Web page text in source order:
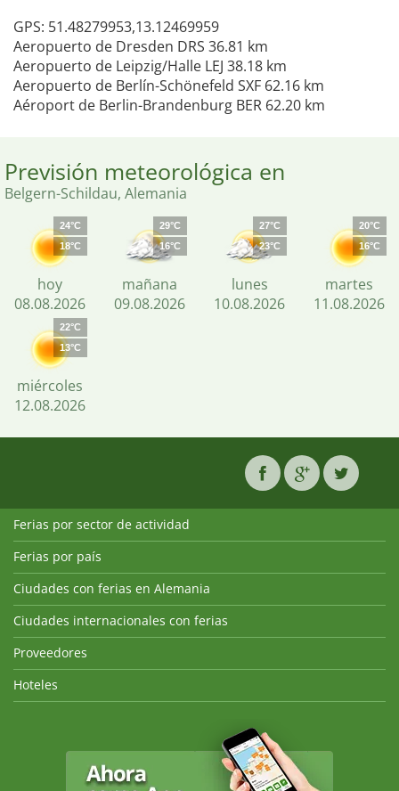
GPS: 51.48279953,13.12469959
Aeropuerto de Dresden DRS 36.81 km
Aeropuerto de Leipzig/Halle LEJ 38.18 km
Aeropuerto de Berlín-Schönefeld SXF 62.16 km
Aéroport de Berlin-Brandenburg BER 62.20 km
Previsión meteorológica en
Belgern-Schildau, Alemania
24°C
18°C
hoy
08.08.2026
29°C
16°C
mañana
09.08.2026
27°C
23°C
lunes
10.08.2026
20°C
16°C
martes
11.08.2026
22°C
13°C
miércoles
12.08.2026
Ferias por sector de actividad
Ferias por país
Ciudades con ferias en Alemania
Ciudades internacionales con ferias
Proveedores
Hoteles